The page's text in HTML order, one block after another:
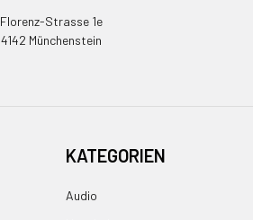
Florenz-Strasse 1e
4142 Münchenstein
KATEGORIEN
Audio